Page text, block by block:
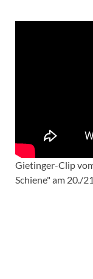
Gietinger-Clip
Schiene" am 20./